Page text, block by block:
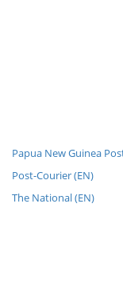
Papua New Guinea
Post-Courier (EN)
The National (EN)